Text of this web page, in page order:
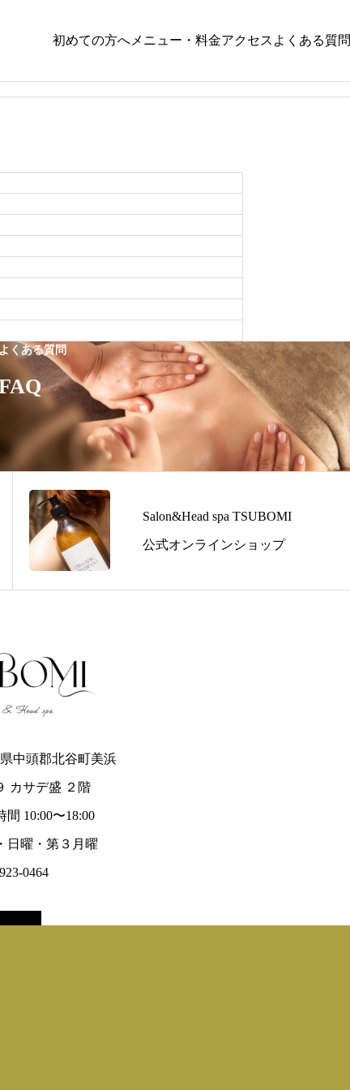
初めての方へ メニュー・料金アクセス よくある質問
クシー・車でのアクセ
としたトリートメントです。頭皮
クゼーション効果もあります。
皮のクレンジング、血行促進、髪
これにより、健康で美しい髪が育ち
おりますので、お気軽にお越し下
パを受けられます。
。
予定がある場合は当店のスタイリス
料金）
ある場合は、最初の1〜2ヶ月は2
すが、前日までのネット上からのご
可能ですので、空き時間に是非と
払いに加え、各種クレジットカー
くある質問
Salon&Head spa TSUBOMI
公式オンラインショップ
中頭郡北谷町美浜
カサデ盛 ２階
間 10:00〜18:00
日曜・第３月曜
0464